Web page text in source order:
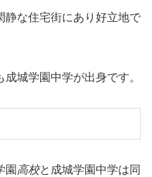
静な住宅街にあり好立地で
城学園中学が出身です。
園 高校と成城学園中学は同